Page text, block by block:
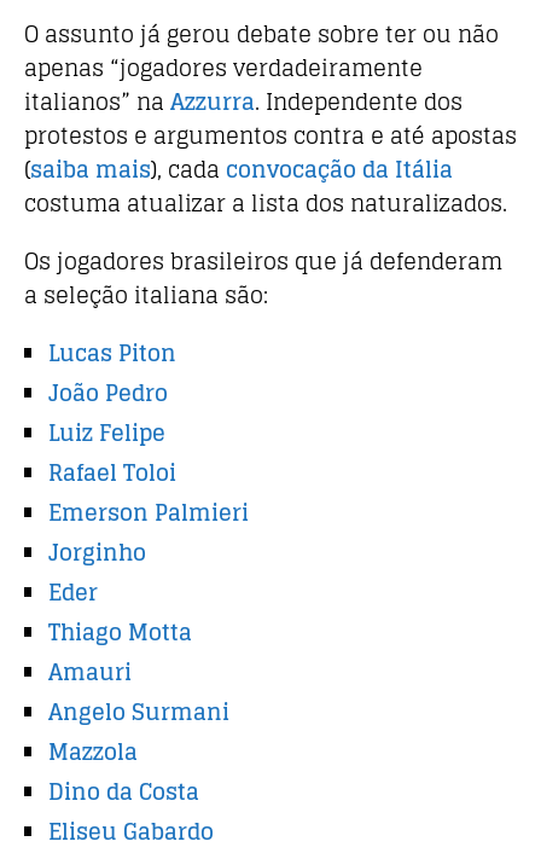
O assunto já gerou debate sobre ter ou não
apenas “jogadores verdadeiramente
italianos” naAzzurra. Independente dos
protestos e argumentos contra e até apostas
(saiba mais), cada convocação da Itália
costuma atualizar a lista dos naturalizados.
Os jogadores brasileiros que já defenderam
a seleção italiana são:
Lucas Piton
João Pedro
Luiz Felipe
Rafael Toloi
Emerson Palmieri
Jorginho
Eder
Thiago Motta
Amauri
Angelo Surmani
Mazzola
Dino da Costa
Eliseu Gabardo